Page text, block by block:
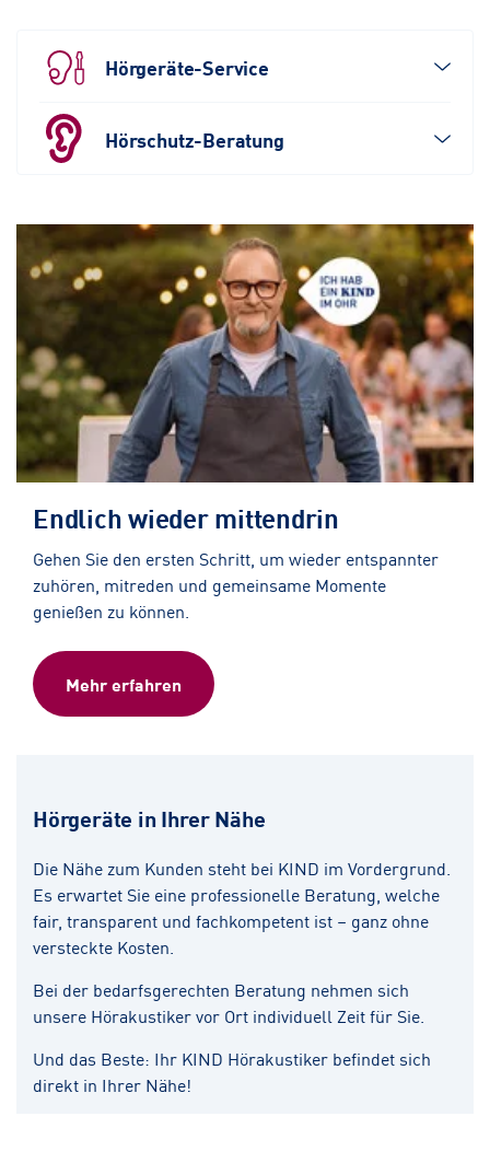
Hörgeräte-Service
Hörschutz-Beratung
Endlich wieder mittendrin
Gehen Sie den ersten Schritt, um wieder entspannter
zuhören, mitreden und gemeinsame Momente
genießen zu können.
Mehr erfahren
Hörgeräte in Ihrer Nähe
Die Nähe zum Kunden steht bei KIND im Vordergrund.
Es erwartet Sie eine professionelle Beratung, welche
fair, transparent und fachkompetent ist – ganz ohne
versteckte Kosten.
Bei der bedarfsgerechten Beratung nehmen sich
unsere Hörakustiker vor Ort individuell Zeit für Sie.
Und das Beste: Ihr KIND Hörakustiker befindet sich
direkt in Ihrer Nähe!